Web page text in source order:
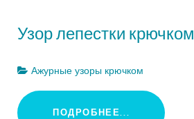
Узор лепестки крючком
Ажурные узоры крючком
ПОДРОБНЕЕ...